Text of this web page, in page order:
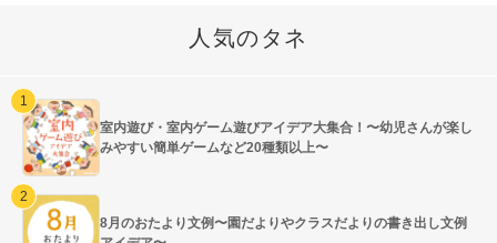
人気のタネ
室内遊び・室内ゲーム遊びアイデア大集合！〜幼児さんが楽し
みやすい簡単ゲームなど20種類以上〜
8月のおたより文例〜園だよりやクラスだよりの書き出し文例